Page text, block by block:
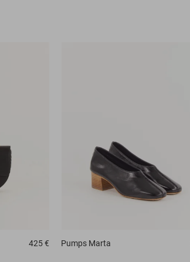
425 € Pumps Marta